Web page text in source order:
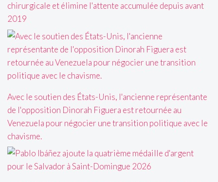
chirurgicale et élimine l'attente accumulée depuis avant
2019
Avec le soutien des États-Unis, l'ancienne représentante
de l'opposition Dinorah Figuera est retournée au
Venezuela pour négocier une transition politique avec le
chavisme.